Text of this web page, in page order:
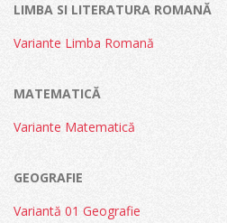
LIMBA SI LITERATURA ROMANĂ
Variante Limba Romană
MATEMATICĂ
Variante Matematică
GEOGRAFIE
Variantă 01 Geografie